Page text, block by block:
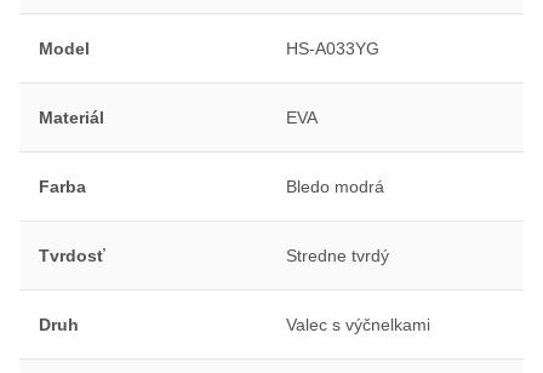
Model HS-A033YG
Materiál EVA
Farba Bledo modrá
Tvrdosť Stredne tvrdý
Druh Valec s výčnelkami